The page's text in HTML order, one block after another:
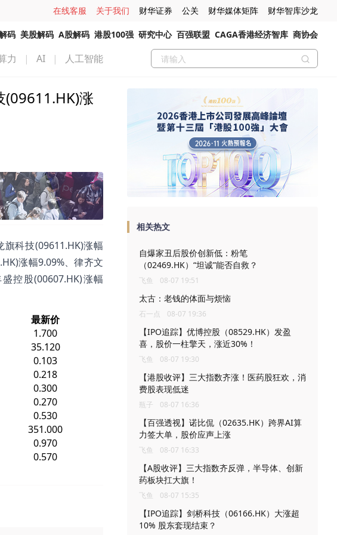
在线客服 关于我们 财华证券 公关 财华媒体矩阵 财华智库沙龙
码 美股解码 A股解码 港股100强 研究中心 百强联盟 CAGA香港经济智库 商协会
力 | AI | 人工智能
(09611.HK)涨
科技(09611.HK)涨幅
涨幅9.09%、律齐文
控股(00607.HK)涨幅
最新价
1.700
35.120
0.103
0.218
0.300
0.270
0.530
351.000
0.970
0.570
相关热文
自爆家丑后股价创新低：粉笔
（02469.HK）“坦诚”能否自救？
飞鱼 08-07 19:51
太古：老钱的体面与烦恼
石一点 08-07 19:36
【IPO追踪】优博控股（08529.HK）发盈
喜，股价一柱擎天，涨近30%！
飞鱼 08-07 19:30
【港股收评】三大指数齐涨！医药股狂欢，消
费股表现低迷
瓶子 08-07 16:36
【百强透视】诺比侃（02635.HK）跨界AI算
力签大单，股价应声上涨
飞鱼 08-07 16:33
【A股收评】三大指数齐反弹，半导体、创新
药板块扛大旗！
飞鱼 08-07 15:35
【IPO追踪】剑桥科技（06166.HK）大涨超
10% 股东套现结束？